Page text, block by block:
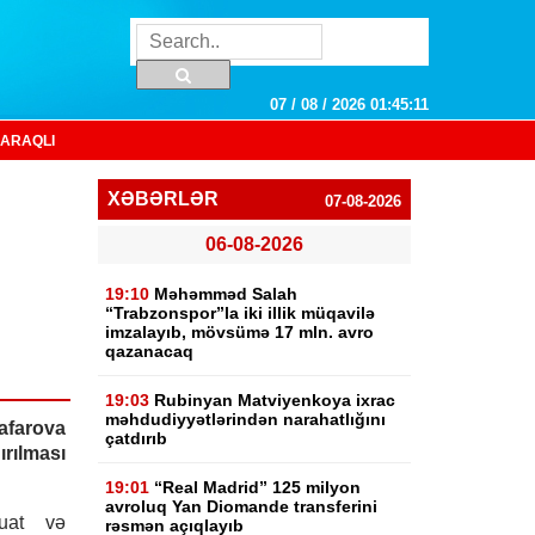
07 / 08 / 2026 01:45:11
və
XƏBƏRLƏR 07-08-2026
06-08-2026
19:10 Məhəmməd Salah
“Trabzonspor”la iki illik müqavilə
imzalayıb, mövsümə 17 mln. avro
qazanacaq
19:03 Rubinyan Matviyenkoya ixrac
məhdudiyyətlərindən narahatlığını
çatdırıb
19:01 “Real Madrid” 125 milyon
avroluq Yan Diomande transferini
rəsmən açıqlayıb